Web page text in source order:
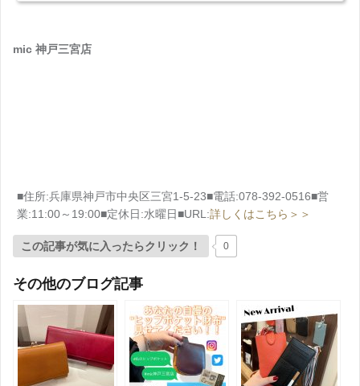
mic 神戸三宮店
■住所:兵庫県神戸市中央区三宮1-5-23■電話:078-392-0516■営
業:11:00～19:00■定休日:水曜日■URL:詳しくはこちら＞＞
この記事が気に入ったらクリック！ 0
その他のブログ記事